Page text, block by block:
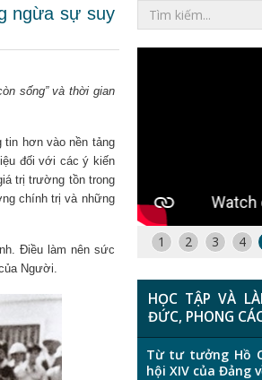
ngừa sự suy
sống” và thời gian
tin hơn vào nền tảng
đối với các ý kiến
trị trường tồn trong
chính trị và những
Điều làm nên sức
Người.
1 2 3 4
HỌC TẬP VÀ
ĐỨC, PHONG
Từ tư tưởng Hồ
hội XIV của Đảng